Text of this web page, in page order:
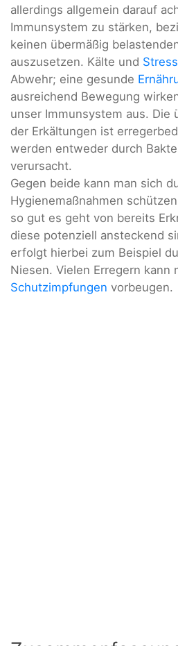
allerdings allgemein darauf
Immunsystem zu stärken,
keinen übermäßig
auszusetzen. Kälte und Stress
Abwehr; eine gesunde
ausreichend Bewegung
unser Immunsystem aus. Die
der Erkältungen ist
werden entweder durch
verursacht.
Gegen beide kann man sich
Hygienemaßnahmen
so gut es geht von bereits
diese potenziell ansteckend
erfolgt hierbei zum Beispiel
Niesen. Vielen Erregern kann
Schutzimpfungen vorbeugen.